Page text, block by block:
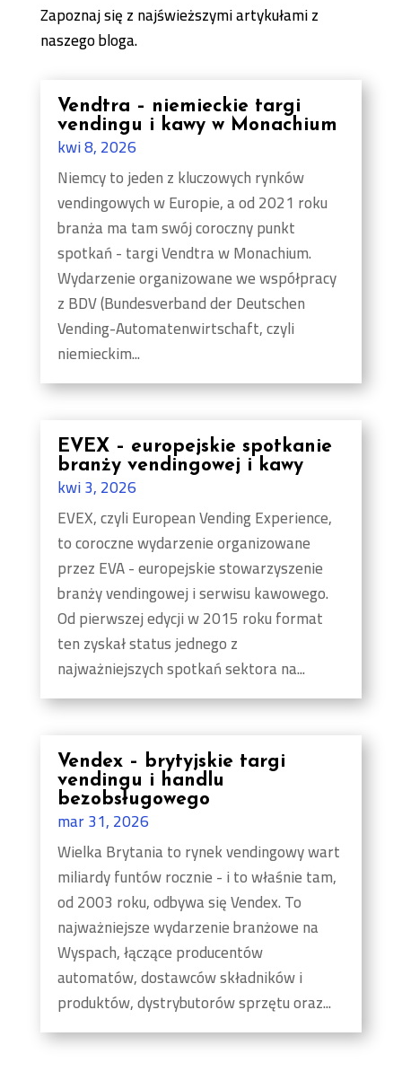
Zapoznaj się z najświeższymi artykułami z
naszego bloga.
Vendtra – niemieckie targi
vendingu i kawy w Monachium
kwi 8, 2026
Niemcy to jeden z kluczowych rynków
vendingowych w Europie, a od 2021 roku
branża ma tam swój coroczny punkt
spotkań - targi Vendtra w Monachium.
Wydarzenie organizowane we współpracy
z BDV (Bundesverband der Deutschen
Vending-Automatenwirtschaft, czyli
niemieckim...
EVEX – europejskie spotkanie
branży vendingowej i kawy
kwi 3, 2026
EVEX, czyli European Vending Experience,
to coroczne wydarzenie organizowane
przez EVA - europejskie stowarzyszenie
branży vendingowej i serwisu kawowego.
Od pierwszej edycji w 2015 roku format
ten zyskał status jednego z
najważniejszych spotkań sektora na...
Vendex – brytyjskie targi
vendingu i handlu
bezobsługowego
mar 31, 2026
Wielka Brytania to rynek vendingowy wart
miliardy funtów rocznie - i to właśnie tam,
od 2003 roku, odbywa się Vendex. To
najważniejsze wydarzenie branżowe na
Wyspach, łączące producentów
automatów, dostawców składników i
produktów, dystrybutorów sprzętu oraz...